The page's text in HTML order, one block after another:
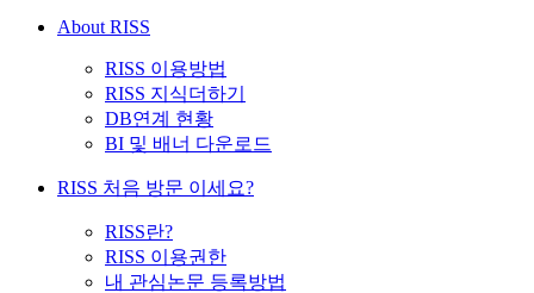
About RISS
RISS 이용방법
RISS 지식더하기
DB연계 현황
BI 및 배너 다운로드
RISS 처음 방문 이세요?
RISS란?
RISS 이용권한
내 관심논문 등록방법